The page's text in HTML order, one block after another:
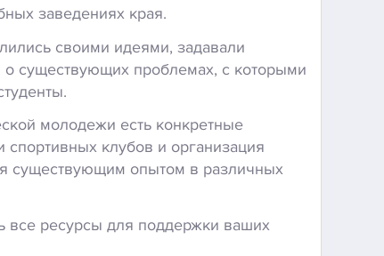
заведениях края.
своими идеями, задавали
существующих проблемах, с которыми
молодежи есть конкретные
клубов и организация
существующим опытом в различных
все ресурсы для поддержки ваших